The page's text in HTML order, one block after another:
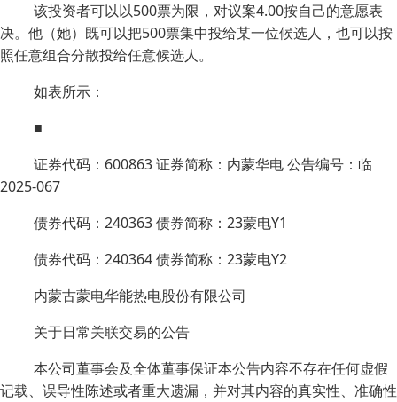
该投资者可以以500票为限，对议案4.00按自己的意愿表
决。他（她）既可以把500票集中投给某一位候选人，也可以按
照任意组合分散投给任意候选人。
如表所示：
■
证券代码：600863 证券简称：内蒙华电 公告编号：临
2025-067
债券代码：240363 债券简称：23蒙电Y1
债券代码：240364 债券简称：23蒙电Y2
内蒙古蒙电华能热电股份有限公司
关于日常关联交易的公告
本公司董事会及全体董事保证本公告内容不存在任何虚假
记载、误导性陈述或者重大遗漏，并对其内容的真实性、准确性